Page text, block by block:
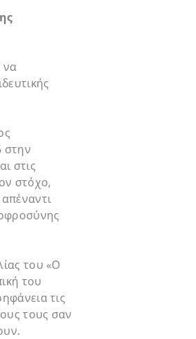
να
στην
στις
στόχο,
του «Ο
του
τις
τους σαν